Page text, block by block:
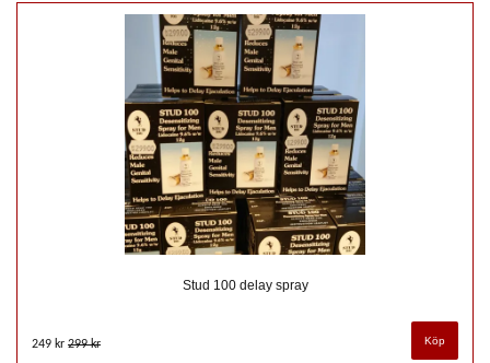
Stud 100 delay spray
249 kr 299 kr